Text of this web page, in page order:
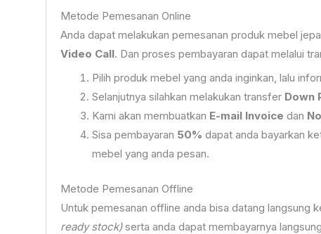
Metode Pemesanan Online
Anda dapat melakukan pemesanan produk mebel
Video Call. Dan proses pembayaran dapat melalui
Pilih produk mebel yang anda inginkan, lalu
Selanjutnya silahkan melakukan transfer Down
Kami akan membuatkan E-mail Invoice dan
Sisa pembayaran 50% dapat anda bayarkan
mebel yang anda pesan.
Metode Pemesanan Offline
Untuk pemesanan offline anda bisa datang langsung
ready stock)serta anda dapat membayarnya